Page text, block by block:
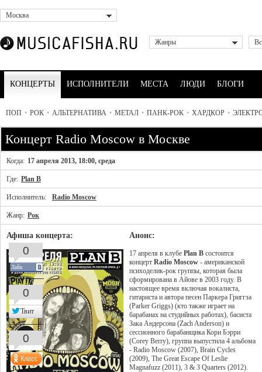
Москва
Жанры
КОНЦЕРТЫ ИСПОЛНИТЕЛИ МЕСТА ЛЮДИ БЛОГИ
ПОП • РОК • АЛЬТЕРНАТИВА • МЕТАЛ • ПАНК-РОК • ХАРДКОР •
Концерт Radio Moscow в Москве
Когда: 17 апреля 2013, 18:00, среда
Где: Plan B
Исполнитель: Radio Moscow
Жанр: Рок
Афиша концерта: Анонс:
17 апреля в клубе Plan B состоится
концерт Radio Moscow - американской
психоделик-рок группы, которая была
сформирована в Айове в 2003 году. В
настоящее время включая вокалиста,
гитариста и автора песен Паркера Григгза
(Parker Griggs) (кто также играет на
барабанах на студийных работах), басиста
Зака Андерсона (Zach Anderson) и
сессионного барабанщика Кори Бэрри
(Corey Berry), группа выпустила 4 альбома
- Radio Moscow (2007), Brain Cycles
(2009), The Great Escape Of Leslie
Magnafuzz (2011), 3 & 3 Quarters (2012).
0
Лайк
0
Твит
0